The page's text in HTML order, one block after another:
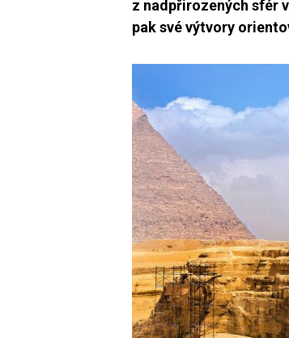
z nadpřirozených sfér
pak své výtvory